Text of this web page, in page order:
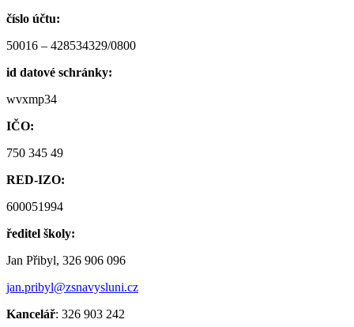
číslo účtu:
50016 – 428534329/0800
id datové schránky:
wvxmp34
IČO:
750 345 49
RED-IZO:
600051994
ředitel školy:
Jan Přibyl, 326 906 096
jan.pribyl@zsnavysluni.cz
Kancelář: 326 903 242